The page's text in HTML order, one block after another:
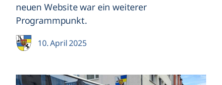
neuen Website war ein weiterer
Programmpunkt.
10. April 2025